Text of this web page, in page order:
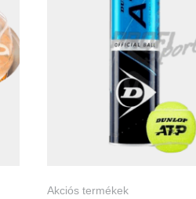
Akciós termékek